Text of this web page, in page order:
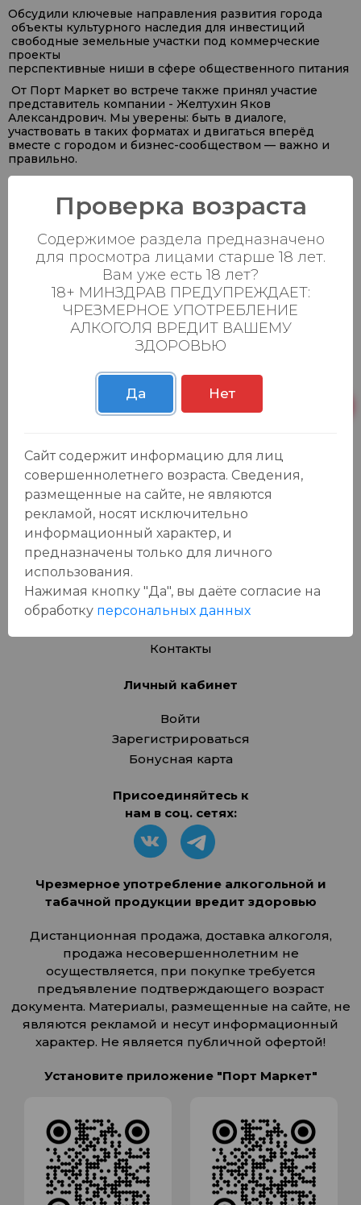
Обсудили ключевые направления развития города
объекты культурного наследия для инвестиций
свободные земельные участки под коммерческие
проекты
перспективные ниши в сфере общественного питания
От Порт Маркет во встрече также принял участие
представитель компании - Желтухин Яков
Александрович. Мы уверены: быть в диалоге,
участвовать в таких форматах и двигаться вперёд
вместе с городом и бизнес-сообществом — важно и
правильно.
Порт Маркет — развиваемся, участвуем, идём дальше
#ПортМаркет #Елабуга #БизнесФорум
#РазвитиеБизнеса #Предпринимательство
Каталог
Продукты
Безалкогольные напитки
Товары для дома, игрушки
Крепкие напитки
Пиво, сидр
Товары для животных
Подарочные карты
О компании
Адреса магазинов
Вакансии
Новости
Контакты
Личный кабинет
Войти
Зарегистрироваться
Бонусная карта
Присоединяйтесь к
нам в соц. сетях:
Чрезмерное употребление алкогольной и
табачной продукции вредит здоровью
Дистанционная продажа, доставка алкоголя,
продажа несовершеннолетним не
осуществляется, при покупке требуется
предъявление подтверждающего возраст
документа. Материалы, размещенные на сайте, не
являются рекламой и несут информационный
характер. Не является публичной офертой!
Установите приложение "Порт Маркет"
Проверка возраста
Содержимое раздела предназначено
для просмотра лицами старше 18 лет.
Вам уже есть 18 лет?
18+ МИНЗДРАВ ПРЕДУПРЕЖДАЕТ:
ЧРЕЗМЕРНОЕ УПОТРЕБЛЕНИЕ
АЛКОГОЛЯ ВРЕДИТ ВАШЕМУ
ЗДОРОВЬЮ
Да Нет
Сайт содержит информацию для лиц
совершеннолетнего возраста. Сведения,
размещенные на сайте, не являются
рекламой, носят исключительно
информационный характер, и
предназначены только для личного
использования.
Нажимая кнопку "Да", вы даёте cогласие на
обработку персональных данных